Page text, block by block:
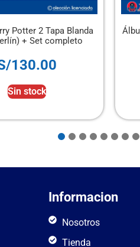
Álbum Santos y Vírgenes
Set completo
Informacion
Nosotros
Tienda